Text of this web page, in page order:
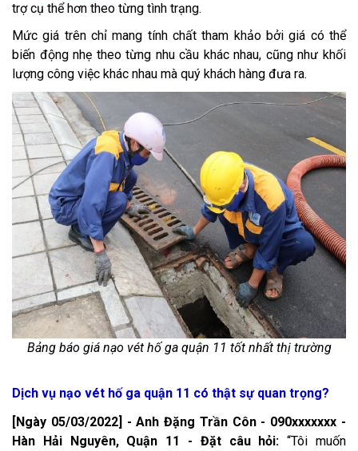
trợ cụ thể hơn theo từng tình trạng.
Mức giá trên chỉ mang tính chất tham khảo bởi giá có thể
biến động nhẹ theo từng nhu cầu khác nhau, cũng như khối
lượng công việc khác nhau mà quý khách hàng đưa ra.
Bảng báo giá nạo vét hố ga quận 11 tốt nhất thị trường
Dịch vụ nạo vét hố ga quận 11 có thật sự quan trọng?
[Ngày 05/03/2022] - Anh Đặng Trần Côn - 090xxxxxxx -
Hàn Hải Nguyên, Quận 11 - Đặt câu hỏi:“Tôi muốn